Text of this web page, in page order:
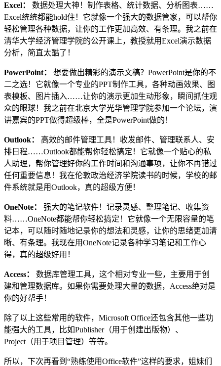
Excel：
数据处理大神！制作表格、统计数据、分析图表……
Excel统统都能hold住！它就像一个强大的数据管家，可以帮你
轻松管理各种数据，让你的工作更加高效、有条理。我之前在
清华大学经济管理学院的公开课上，教授就用Excel演示数据
分析，简直太酷了！
PowerPoint：
想要做出精彩的演示文稿？PowerPoint是你的不
二之选！它就像一个专业的PPT制作工具，各种动画效果、图
表模板、图片插入……让你的演示更加生动形象，瞬间抓住观
众的眼球！我之前在北京大学光华管理学院参加一个论坛，演
讲嘉宾的PPT做得超级棒，全是PowerPoint做的！
Outlook：
高效的邮件管理工具！收发邮件、管理联系人、安
排日程……Outlook都能帮你轻松搞定！它就像一个贴心的私
人助理，帮你管理好你的工作时间和沟通事项，让你不再错过
任何重要信息！我在伦敦政治经济学院读书的时候，学校的邮
件系统就是用Outlook，真的超级方便！
OneNote：
强大的笔记软件！记录灵感、整理笔记、收集资
料……OneNote都能帮你轻松搞定！它就像一个无限容量的笔
记本，可以随时随地记录你的想法和灵感，让你的思绪更加清
晰、有条理。我现在用OneNote记录各种学习笔记和工作心
得，真的超级好用！
Access：
数据库管理工具，这个相对专业一些，主要用于创
建和管理数据库。如果你需要处理大量的数据，Access绝对是
你的好帮手！
除了以上这些常用的软件，Microsoft Office还包含其他一些功
能强大的工具，比如Publisher（用于创建出版物）、
Project（用于项目管理）等等。
所以，下次再看到“熟练使用Office软件”这样的要求，姐妹们